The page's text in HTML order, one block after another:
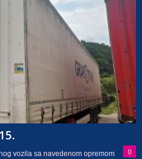
0
vozila sa navedenom opremom